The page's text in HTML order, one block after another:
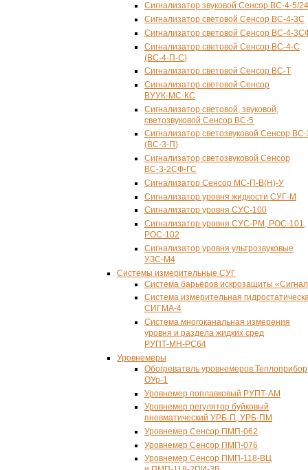
Сигнализатор звуковой Сенсор ВС-4-5/24
Сигнализатор световой Сенсор ВС-4-3С
Сигнализатор световой Сенсор ВС-4-
Сигнализатор световой Сенсор ВС-4-С
(ВС-4-П-С)
Сигнализатор световой Сенсор ВС-Т
Сигнализатор световой Сенсор
ВУУК-МС-КС
Сигнализатор световой, звуковой,
светозвуковой Сенсор ВС-5
Сигнализатор светозвуковой Сенсор ВС-
(ВС-3-П)
Сигнализатор светозвуковой Сенсор
ВС-3-2СФ-ГС
Сигнализатор Сенсор МС-П-В(Н)-У
Сигнализатор уровня жидкости СУГ-М
Сигнализатор уровня СУС-100
Сигнализатор уровня СУС-PM, РОС-101,
РОС-102
Сигнализатор уровня ультрозвуковые
УЗС-М4
Системы измерительные СУГ
Система барьеров искрозащиты
Система измерительная
СИГМА-4
Система многоканальная измерения
уровня и раздела жидких сред
РУПТ-МН-РС64
Уровнемеры
Обогреватель уровнемеров Теплоприбор
ОУр-1
Уровнемер поплавковый РУПТ-АМ
Уровнемер регулятор буйковый
пневматический УРБ-П, УРБ-ПМ
Уровнемер Сенсор ПМП-062
Уровнемер Сенсор ПМП-076
Уровнемер Сенсор ПМП-118-ВЦ